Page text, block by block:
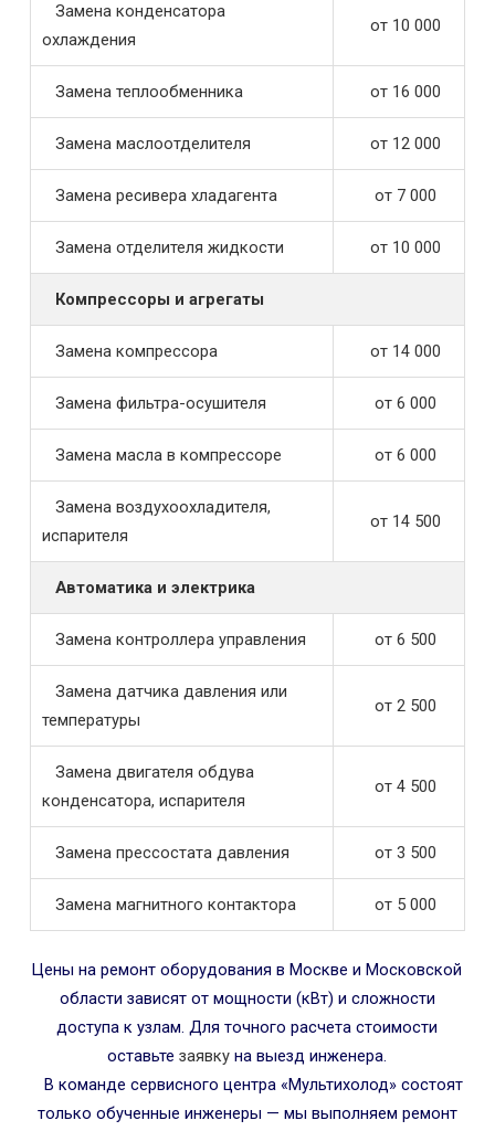
Замена конденсатора
охлаждения
от 10 000
Замена теплообменника от 16 000
Замена маслоотделителя от 12 000
Замена ресивера хладагента от 7 000
Замена отделителя жидкости от 10 000
Компрессоры и агрегаты
Замена компрессора от 14 000
Замена фильтра-осушителя от 6 000
Замена масла в компрессоре от 6 000
Замена воздухоохладителя,
испарителя
от 14 500
Автоматика и электрика
Замена контроллера управления от 6 500
Замена датчика давления или
температуры
от 2 500
Замена двигателя обдува
конденсатора, испарителя
от 4 500
Замена прессостата давления от 3 500
Замена магнитного контактора от 5 000
Цены на ремонт оборудования в Москве и Московской
области зависят от мощности (кВт) и сложности
доступа к узлам. Для точного расчета стоимости
оставьтезаявку на выезд инженера.
В команде сервисного центра «Мультихолод» состоят
только обученные инженеры — мы выполняем ремонт